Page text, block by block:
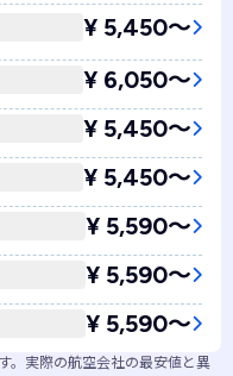
¥ 5,450〜
¥ 6,050〜
¥ 5,450〜
¥ 5,450〜
¥ 5,590〜
¥ 5,590〜
¥ 5,590〜
。実際の航空会社の最安値と異